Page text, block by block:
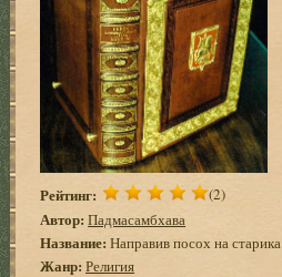
Рейтинг: (2)
Автор: Падмасамбхава
Название: Направив посох на старика
Жанр: Религия